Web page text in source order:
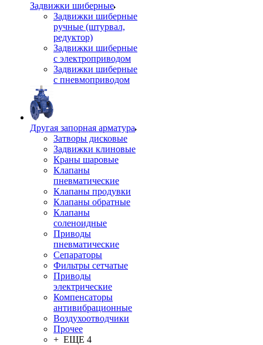
Задвижки шиберные
Задвижки шиберные
ручные (штурвал,
редуктор)
Задвижки шиберные
с электроприводом
Задвижки шиберные
с пневмоприводом
Другая запорная арматура
Затворы дисковые
Задвижки клиновые
Краны шаровые
Клапаны
пневматические
Клапаны продувки
Клапаны обратные
Клапаны
соленоидные
Приводы
пневматические
Сепараторы
Фильтры сетчатые
Приводы
электрические
Компенсаторы
антивибрационные
Воздухоотводчики
Прочее
+ ЕЩЕ 4